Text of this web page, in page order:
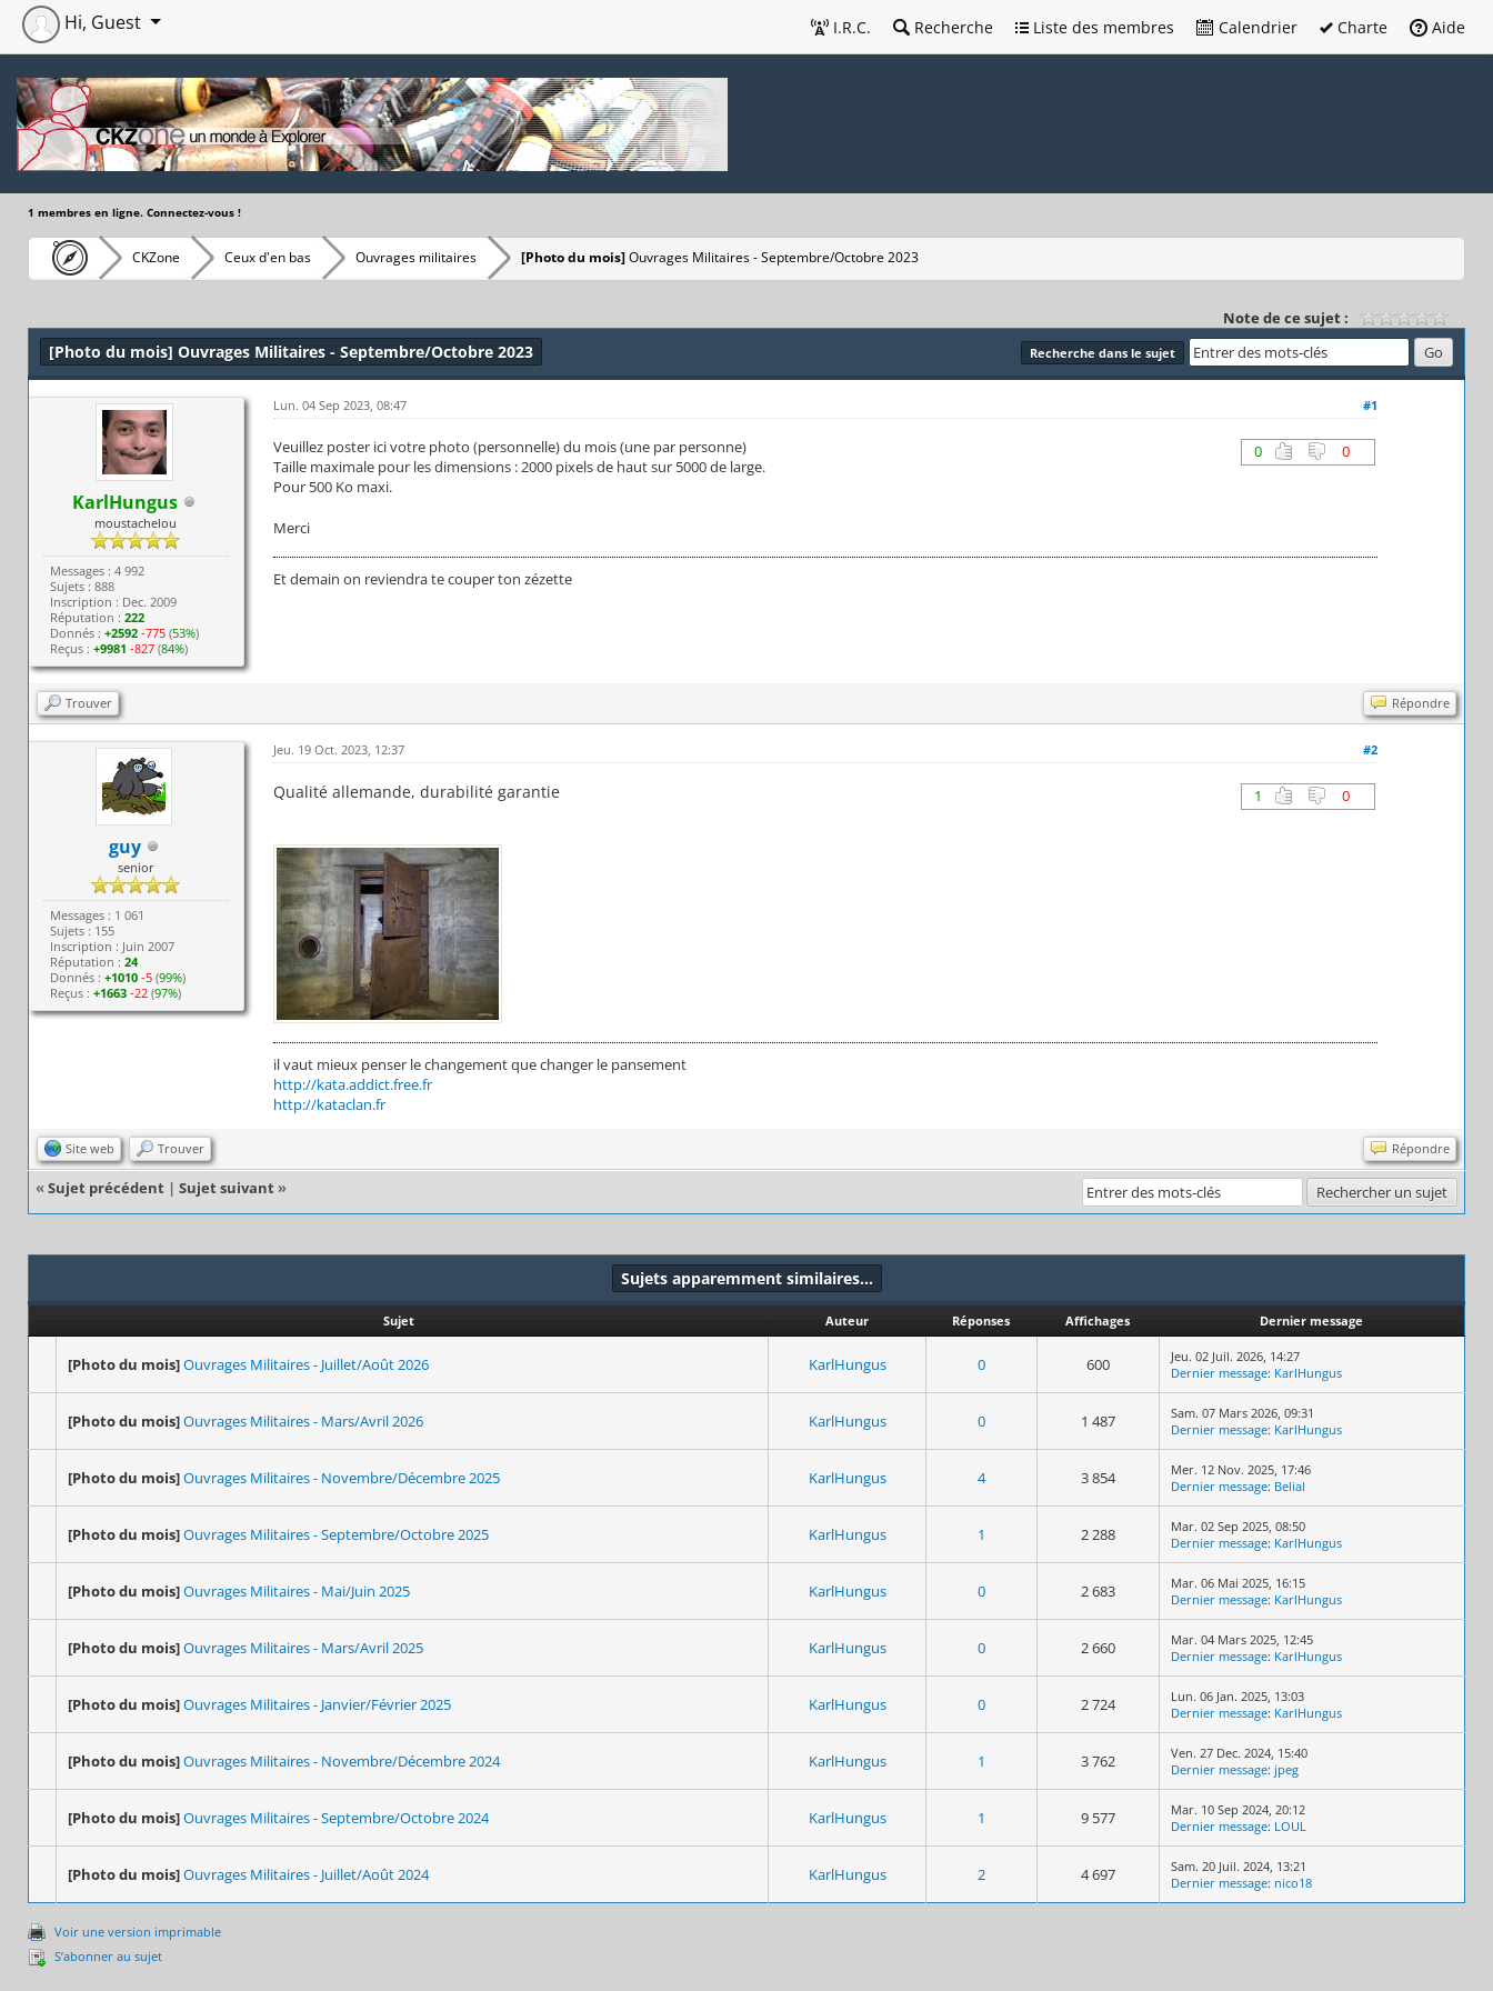
I.R.C. Recherche Liste des membres Calendrier Charte Aide
Hi, Guest
1 membres en ligne. Connectez-vous !
CKZone Ceux d'en bas Ouvrages militaires [Photo du mois]Ouvrages Militaires - Septembre/Octobre 2023
Note de ce sujet :
Recherche dans le sujet
[Photo du mois] Ouvrages Militaires - Septembre/Octobre 2023
KarlHungus
moustachelou
Messages : 4 992
Sujets : 888
Inscription : Dec. 2009
Réputation : 222
Donnés : +2592 -775(53%)
Reçus : +9981 -827(84%)
#1
Lun. 04 Sep 2023, 08:47
0 0
Veuillez poster ici votre photo (personnelle) du mois (une par personne)
Taille maximale pour les dimensions : 2000 pixels de haut sur 5000 de large.
Pour 500 Ko maxi.
Merci
Et demain on reviendra te couper ton zézette
Trouver Répondre
guy
senior
Messages : 1 061
Sujets : 155
Inscription : Juin 2007
Réputation : 24
Donnés : +1010 -5(99%)
Reçus : +1663 -22(97%)
#2
Jeu. 19 Oct. 2023, 12:37
1 0
Qualité allemande, durabilité garantie
il vaut mieux penser le changement que changer le pansement
http://kata.addict.free.fr
http://kataclan.fr
Site web Trouver Répondre
« Sujet précédent | Sujet suivant »
Sujets apparemment similaires…
Sujet Auteur Réponses Affichages Dernier message
[Photo du mois]Ouvrages Militaires - Juillet/Août 2026 KarlHungus 0 600
Jeu. 02 Juil. 2026, 14:27
Dernier message: KarlHungus
[Photo du mois]Ouvrages Militaires - Mars/Avril 2026 KarlHungus 0 1 487
Sam. 07 Mars 2026, 09:31
Dernier message: KarlHungus
[Photo du mois]Ouvrages Militaires - Novembre/Décembre 2025 KarlHungus 4 3 854
Mer. 12 Nov. 2025, 17:46
Dernier message: Belial
[Photo du mois]Ouvrages Militaires - Septembre/Octobre 2025 KarlHungus 1 2 288
Mar. 02 Sep 2025, 08:50
Dernier message: KarlHungus
[Photo du mois]Ouvrages Militaires - Mai/Juin 2025 KarlHungus 0 2 683
Mar. 06 Mai 2025, 16:15
Dernier message: KarlHungus
[Photo du mois]Ouvrages Militaires - Mars/Avril 2025 KarlHungus 0 2 660
Mar. 04 Mars 2025, 12:45
Dernier message: KarlHungus
[Photo du mois]Ouvrages Militaires - Janvier/Février 2025 KarlHungus 0 2 724
Lun. 06 Jan. 2025, 13:03
Dernier message: KarlHungus
[Photo du mois]Ouvrages Militaires - Novembre/Décembre 2024 KarlHungus 1 3 762
Ven. 27 Dec. 2024, 15:40
Dernier message: jpeg
[Photo du mois]Ouvrages Militaires - Septembre/Octobre 2024 KarlHungus 1 9 577
Mar. 10 Sep 2024, 20:12
Dernier message: LOUL
[Photo du mois]Ouvrages Militaires - Juillet/Août 2024 KarlHungus 2 4 697
Sam. 20 Juil. 2024, 13:21
Dernier message: nico18
Voir une version imprimable
S’abonner au sujet